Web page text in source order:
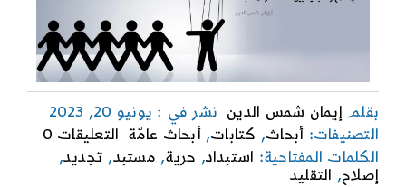
بقلم إيمان شمس الدين نشر في : يونيو 20, 2023
التصنيفات: أبحاث, كتابات,أبحاث عامّة التعليقات 0
الكلمات المفتاحية: استبداد, حرية, مستبد, تجديد,
إصلاح, التقليد